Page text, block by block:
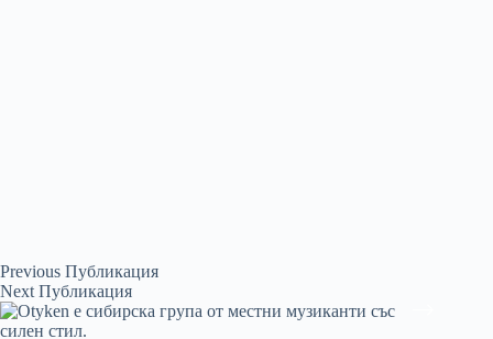
Previous Публикация
Next Публикация